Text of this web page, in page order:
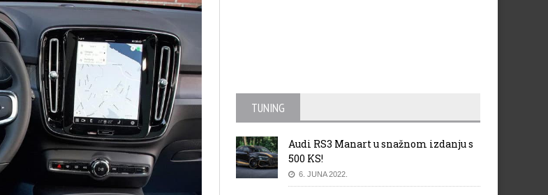
TUNING
Audi RS3 Manart u snažnom izdanju s
500 KS!
6. JUNA 2022.